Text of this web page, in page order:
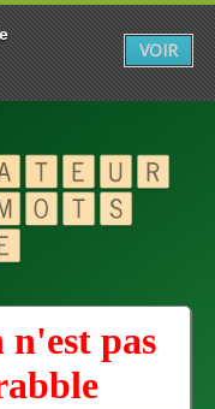
pas
VOIR